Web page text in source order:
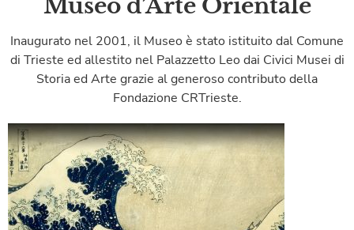
Museo d’Arte Orientale
Inaugurato nel 2001, il Museo è stato istituito dal Comune
di Trieste ed allestito nel Palazzetto Leo dai Civici Musei di
Storia ed Arte grazie al generoso contributo della
Fondazione CRTrieste.